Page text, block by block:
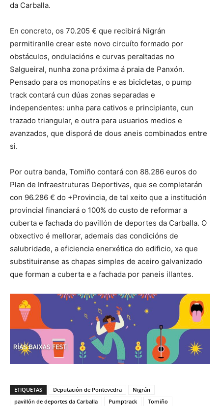
da Carballa.
En concreto, os 70.205 € que recibirá Nigrán
permitiranlle crear este novo circuíto formado por
obstáculos, ondulacións e curvas peraltadas no
Salgueiral, nunha zona próxima á praia de Panxón.
Pensado para os monopatíns e as bicicletas, o pump
track contará cun dúas zonas separadas e
independentes: unha para cativos e principiante, cun
trazado triangular, e outra para usuarios medios e
avanzados, que disporá de dous aneis combinados entre
si.
Por outra banda, Tomiño contará con 88.286 euros do
Plan de Infraestruturas Deportivas, que se completarán
con 96.286 € do +Provincia, de tal xeito que a institución
provincial financiará o 100% do custo de reformar a
cuberta e fachada do pavillón de deportes da Carballa. O
obxectivo é mellorar, ademais das condicións de
salubridade, a eficiencia enerxética do edificio, xa que
substituiranse as chapas simples de aceiro galvanizado
que forman a cuberta e a fachada por paneis illantes.
ETIQUETAS Deputación de Pontevedra
Nigrán
pavillón de deportes da Carballa
Pumptrack Tomiño